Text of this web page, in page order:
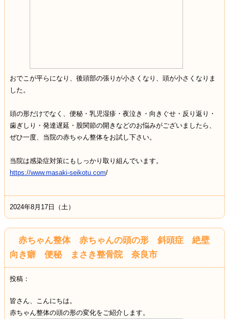
おでこが平らになり、後頭部の張りが小さくなり、頭が小さくなりま
した。
頭の形だけでなく、便秘・乳児湿疹・夜泣き・向きぐせ・反り返り・
歯ぎしり・発達遅延・股関節の開きなどのお悩みがございましたら、
ぜひ一度、当院の赤ちゃん整体をお試し下さい。
当院は感染症対策にもしっかり取り組んでいます。
https://www.masaki-seikotu.com/
2024年8月17日（土）
赤ちゃん整体 赤ちゃんの頭の形 斜頭症 絶壁
向き癖 便秘 まさき整骨院 奈良市
投稿：
皆さん、こんにちは。
赤ちゃん整体の頭の形の変化をご紹介します。